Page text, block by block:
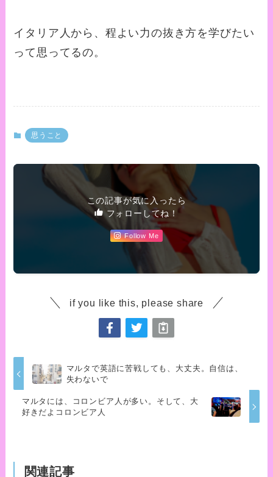
イタリア人から、程よい力の抜き方を学びたい
って思ってるの。
思うこと
この記事が気に入ったら
フォローしてね！
Follow Me
if you like this, please share
マルタで英語に苦戦しても、大丈夫。自信は、
失わないで
マルタには、コロンビア人が多い。そして、大
好きだよコロンビア人
関連記事